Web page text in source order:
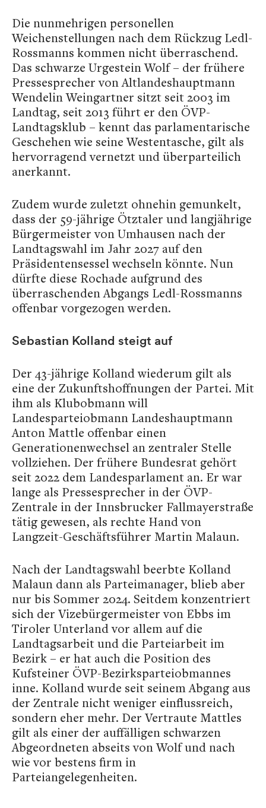
Die nunmehrigen personellen
Weichenstellungen nach dem Rückzug Ledl-
Rossmanns kommen nicht überraschend.
Das schwarze Urgestein Wolf – der frühere
Pressesprecher von Altlandeshauptmann
Wendelin Weingartner sitzt seit 2003 im
Landtag, seit 2013 führt er den ÖVP-
Landtagsklub – kennt das parlamentarische
Geschehen wie seine Westentasche, gilt als
hervorragend vernetzt und überparteilich
anerkannt.
Zudem wurde zuletzt ohnehin gemunkelt,
dass der 59-jährige Ötztaler und langjährige
Bürgermeister von Umhausen nach der
Landtagswahl im Jahr 2027 auf den
Präsidentensessel wechseln könnte. Nun
dürfte diese Rochade aufgrund des
überraschenden Abgangs Ledl-Rossmanns
offenbar vorgezogen werden.
Sebastian Kolland steigt auf
Der 43-jährige Kolland wiederum gilt als
eine der Zukunftshoffnungen der Partei. Mit
ihm als Klubobmann will
Landesparteiobmann Landeshauptmann
Anton Mattle offenbar einen
Generationenwechsel an zentraler Stelle
vollziehen. Der frühere Bundesrat gehört
seit 2022 dem Landesparlament an. Er war
lange als Pressesprecher in der ÖVP-
Zentrale in der Innsbrucker Fallmayerstraße
tätig gewesen, als rechte Hand von
Langzeit-Geschäftsführer Martin Malaun.
Nach der Landtagswahl beerbte Kolland
Malaun dann als Parteimanager, blieb aber
nur bis Sommer 2024. Seitdem konzentriert
sich der Vizebürgermeister von Ebbs im
Tiroler Unterland vor allem auf die
Landtagsarbeit und die Parteiarbeit im
Bezirk – er hat auch die Position des
Kufsteiner ÖVP-Bezirksparteiobmannes
inne. Kolland wurde seit seinem Abgang aus
der Zentrale nicht weniger einflussreich,
sondern eher mehr. Der Vertraute Mattles
gilt als einer der auffälligen schwarzen
Abgeordneten abseits von Wolf und nach
wie vor bestens firm in
Parteiangelegenheiten.